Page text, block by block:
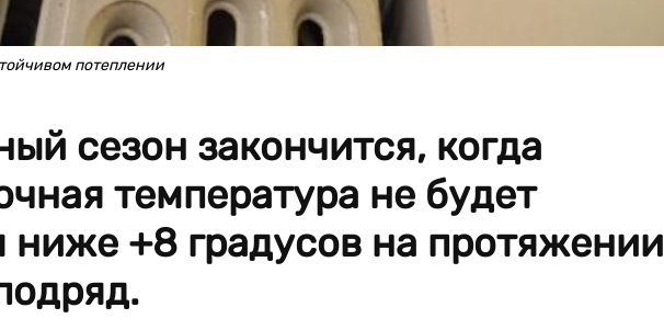
потеплении
сезон закончится, когда
температура не будет
ниже +8 градусов на протяжении